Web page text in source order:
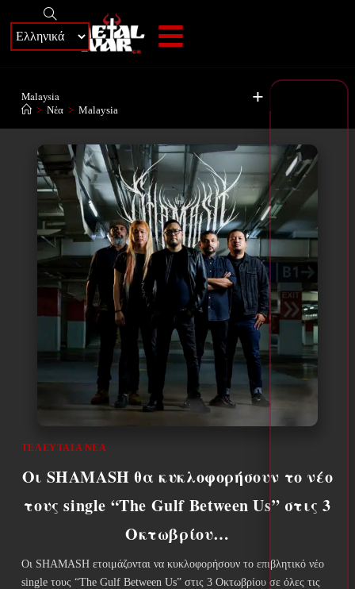
+
Malaysia
> Νέα > Malaysia
ΤΕΛΕΥΤΑΊΑ ΝΈΑ
Οι SHAMASH θα κυκλοφορήσουν το νέο
τους single “The Gulf Between Us” στις 3
Οκτωβρίου…
Οι SHAMASH ετοιμάζονται να κυκλοφορήσουν το επιβλητικό νέο
single τους “The Gulf Between Us” στις 3 Οκτωβρίου σε όλες τις